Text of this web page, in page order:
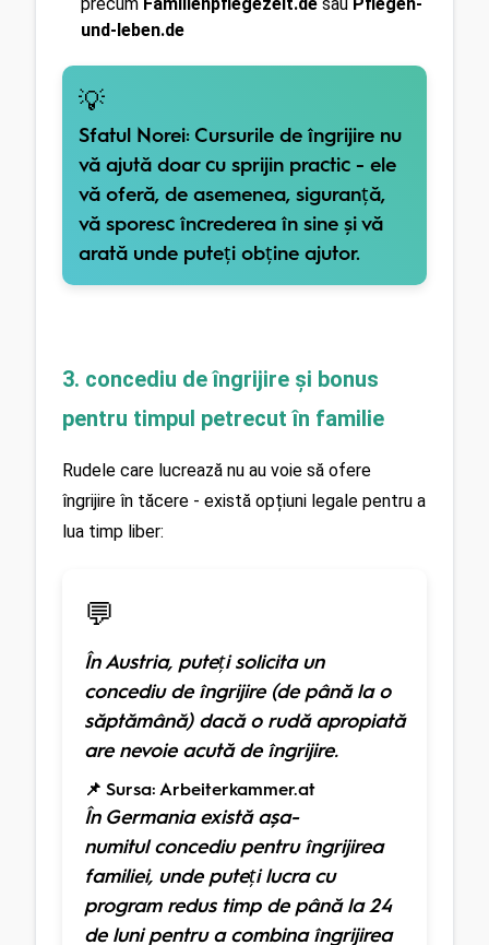
und-leben.de
💡
Sfatul Norei: Cursurile de îngrijire nu
vă ajută doar cu sprijin practic - ele
vă oferă, de asemenea, siguranță,
vă sporesc încrederea în sine și vă
arată unde puteți obține ajutor.
3. concediu de îngrijire și bonus
pentru timpul petrecut în familie
Rudele care lucrează nu au voie să ofere
îngrijire în tăcere - există opțiuni legale pentru a
lua timp liber:
💬
În Austria, puteți solicita un
concediu de îngrijire (de până la o
săptămână) dacă o rudă apropiată
are nevoie acută de îngrijire.
📌 Sursa: Arbeiterkammer.at
În Germania există așa-
numitul concediu pentru îngrijirea
familiei, unde puteți lucra cu
program redus timp de până la 24
de luni pentru a combina îngrijirea